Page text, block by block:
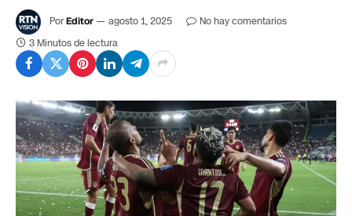
PorEditor agosto 1, 2025
No hay comentarios
3 Minutos de lectura